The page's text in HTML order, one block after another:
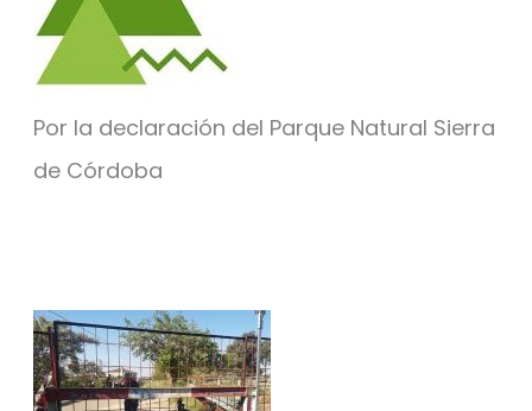
Por la declaración del Parque Natural Sierra
de Córdoba